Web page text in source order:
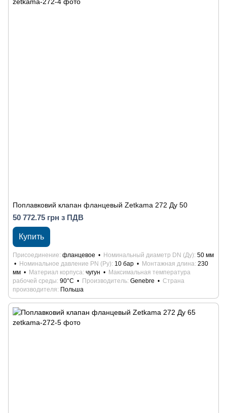
Поплавковий клапан фланцевый Zetkama 272 Ду 50
50 772.75 грн з ПДВ
Купить
Присоединение фланцевое Номинальный диаметр DN (Ду) 50 мм
Номинальное давление PN (Ру) 10 бар Монтажная длина 230
мм
Материал корпуса чугун
Максимальная температура
рабочей среды 90°С Производитель Genebre
Страна
производителя
Польша